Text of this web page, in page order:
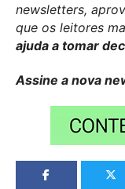
newsletters,
que os leitores
ajuda a tomar
Assine a nova